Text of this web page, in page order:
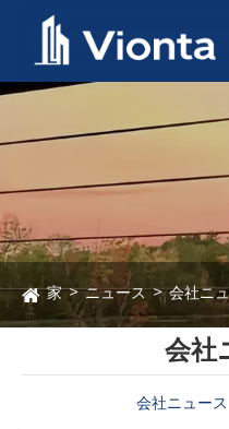
家 ニュース 会社ニ
会社
会社ニュース